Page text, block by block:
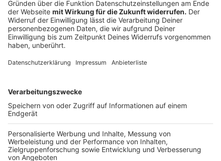
Autonomes Fahren: Mobilität der Zukunft
Anzeige
Verkehr bevor. Autonomes Fahren wird in den USA und
China bereits getestet. "Noch in diesem Jahrzehnt
wird autonomes Fahren auch in Deutschland Realität",
ist Temath überzeugt. Mobilität werde dadurch
flexibler: Fahrzeuge könnten auf Abruf genutzt
werden, statt selbst ein Auto zu besitzen. Ob KI in der